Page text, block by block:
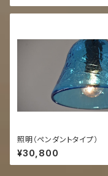
照明（ペンダントタイプ）
¥30,800